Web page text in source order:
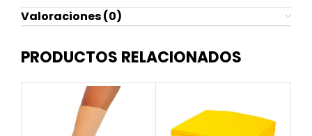
Valoraciones (0)
PRODUCTOS RELACIONADOS